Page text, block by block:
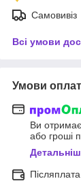
Самовивіз
Всі умови
Умови
Ви
або гроші
Післяплата